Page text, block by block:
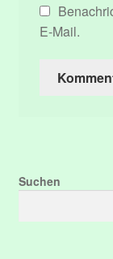
E-Mail.
Suchen